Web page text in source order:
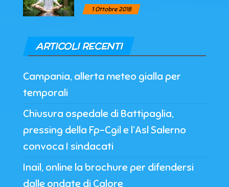
1 Ottobre 2018
ARTICOLI RECENTI
Campania, allerta meteo gialla per
temporali
Chiusura ospedale di Battipaglia,
pressing della Fp-Cgil e l’Asl Salerno
convoca I sindacati
Inail, online la brochure per difendersi
dalle ondate di Calore